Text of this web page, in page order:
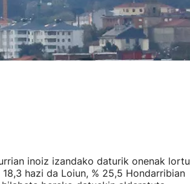
inoiz izandako daturik onenak lortu
hazi da Loiun, % 25,5 Hondarribian